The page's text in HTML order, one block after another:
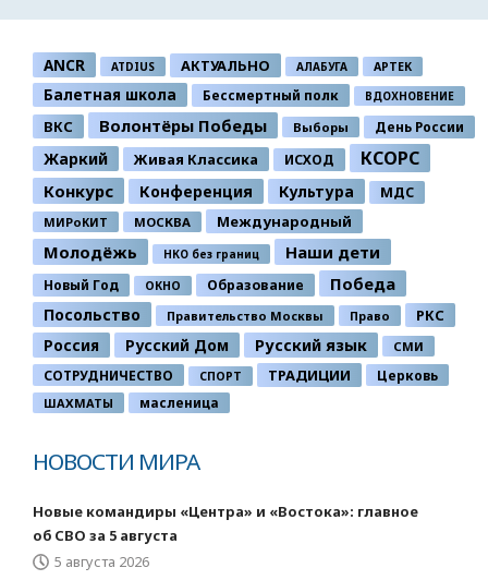
ANCR ATDIUS АКТУАЛЬНО АЛАБУГА АРТЕК
Балетная школа Бессмертный полк ВДОХНОВЕНИЕ
ВКС Волонтёры Победы Выборы День России
Жаркий Живая Классика ИСХОД КСОРС
Конкурс Конференция Культура МДС
МИРоКИТ МОСКВА Международный
Молодёжь НКО без границ Наши дети
Новый Год ОКНО Образование Победа
Посольство Правительство Москвы Право РКС
Россия Русский Дом Русский язык СМИ
СОТРУДНИЧЕСТВО СПОРТ ТРАДИЦИИ Церковь
ШАХМАТЫ масленица
НОВОСТИ МИРА
Новые командиры «Центра» и «Востока»: главное
об СВО за 5 августа
5 августа 2026